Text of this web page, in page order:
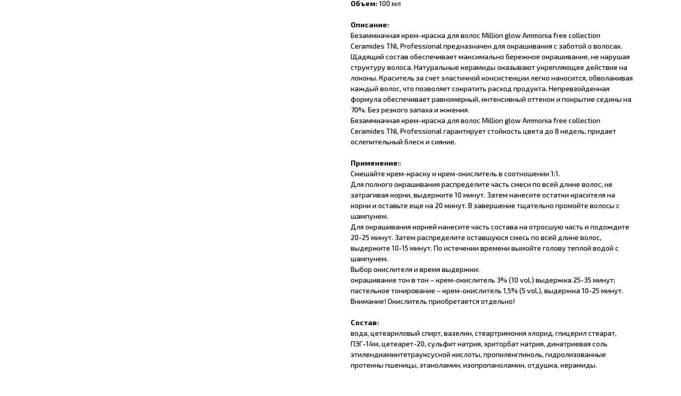
Объем:100 мл
Описание:
Безаммиачная крем-краска для волос Million glow Ammonia free collection
Ceramides TNL Professional предназначен для окрашивания с заботой о волосах.
Щадящий состав обеспечивает максимально бережное окрашивание, не нарушая
структуру волоса. Натуральные керамиды оказывают укрепляющее действие на
локоны. Краситель за счет эластичной консистенции легко наносится, обволакивая
каждый волос, что позволяет сократить расход продукта. Непревзойденная
формула обеспечивает равномерный, интенсивный оттенок и покрытие седины на
70%. Без резкого запаха и жжения.
Безаммиачная крем-краска для волос Million glow Ammonia free collection
Ceramides TNL Professional гарантирует стойкость цвета до 8 недель, придает
ослепительный блеск и сияние.
Применение::
Смешайте крем-краску и крем-окислитель в соотношении 1:1.
Для полного окрашивания распределите часть смеси по всей длине волос, не
затрагивая корни, выдержите 10 минут. Затем нанесите остатки красителя на
корни и оставьте еще на 20 минут. В завершение тщательно промойте волосы с
шампунем.
Для окрашивания корней нанесите часть состава на отросшую часть и подождите
20-25 минут. Затем распределите оставшуюся смесь по всей длине волос,
выдержите 10-15 минут. По истечении времени вымойте голову теплой водой с
шампунем.
Выбор окислителя и время выдержки:
окрашивание тон в тон – крем-окислитель 3% (10 vol.) выдержка 25-35 минут;
пастельное тонирование – крем-окислитель 1,5% (5 vol.), выдержка 10-25 минут.
Внимание! Окислитель приобретается отдельно!
Состав:
вода, цетеариловый спирт, вазелин, стеартримония хлорид, глицерил стеарат,
ПЭГ-14м, цетеарет-20, сульфит натрия, эриторбат натрия, динатриевая соль
этилендиаминтетрауксусной кислоты, пропиленгликоль, гидролизованные
протеины пшеницы, этаноламин, изопропаноламин, отдушка, керамиды.